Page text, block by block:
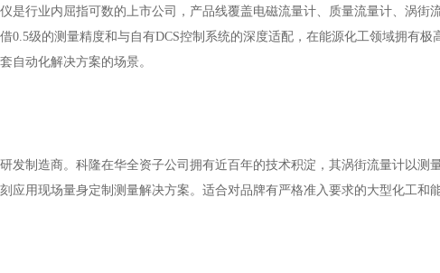
是行业内屈指可数的上市公司，产品线覆盖电磁流量计、质量流量计、涡街
0.5级的测量精度和与自有DCS控制系统的深度适配，在能源化工领域拥有极
自动化解决方案的场景。
发制造商。科隆在华全资子公司拥有近百年的技术积淀，其涡街流量计以测
用现场量身定制测量解决方案。适合对品牌有严格准入要求的大型化工和能